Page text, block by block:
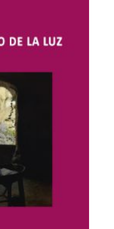
la perplejidad y la
Divina del Cares,
arañazos del Esla,
de Mampodre, Peña
Laciana…). Es corona San
Pingües riberas
y Jamuz), recónditos
solar templario en los
protohistóricos de
pizarra y oro de
lo verdaderamente
y sus hombres.
lo justo y necesario.
en son de paz y
ruido de guerra. Son
piedra, urz o cuelmo,
siempre